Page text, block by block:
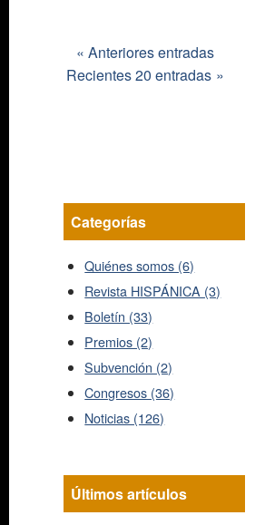
Anteriores entradas
Recientes 20 entradas
Categorías
Quiénes somos (6)
Revista HISPÁNICA (3)
Boletín (33)
Premios (2)
Subvención (2)
Congresos (36)
Noticias (126)
Últimos artículos